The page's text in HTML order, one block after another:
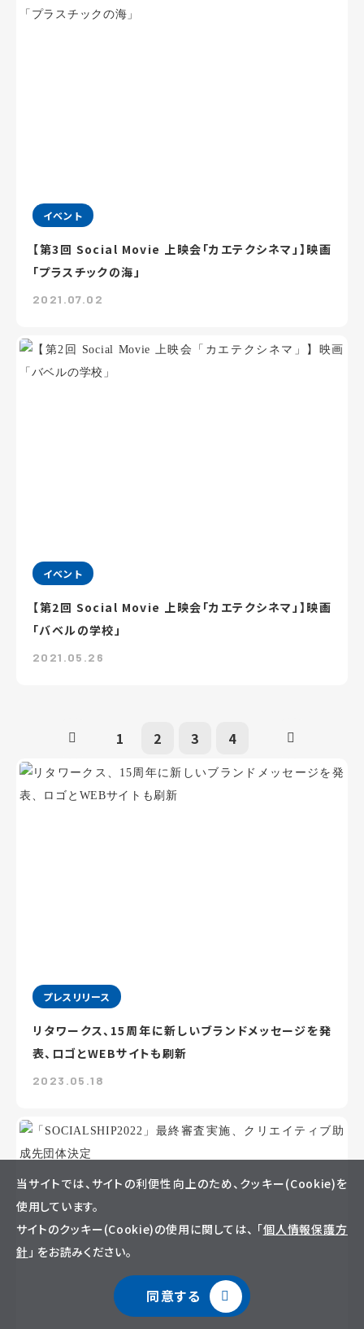
イベント
【第3回 Social Movie 上映会「カエテクシネマ」】映画
「プラスチックの海」
2021.07.02
イベント
【第2回 Social Movie 上映会「カエテクシネマ」】映画
「バベルの学校」
2021.05.26
1 2 3 4
プレスリリース
リタワークス、15周年に新しいブランドメッセージを発
表、ロゴとWEBサイトも刷新
2023.05.18
当サイトでは、サイトの利便性向上のため、クッキー(Cookie)を
使用しています。
サイトのクッキー(Cookie)の使用に関しては、 「個人情報保護方
針」 をお読みください。
同意する